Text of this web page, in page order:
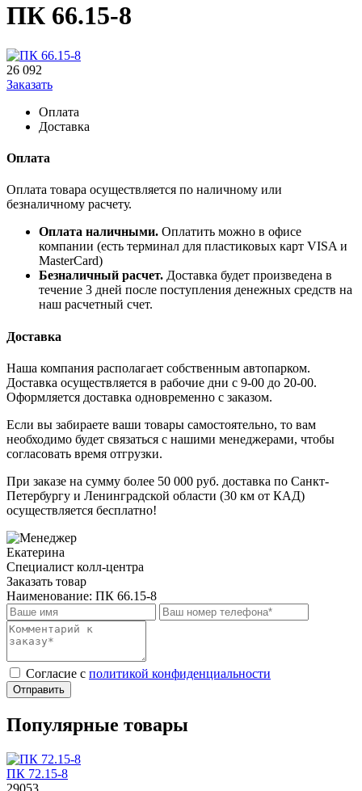
ПК 66.15-8
26 092
Заказать
Оплата
Доставка
Оплата
Оплата товара осуществляется по наличному или
безналичному расчету.
Оплата наличными. Оплатить можно в офисе
компании (есть терминал для пластиковых карт VISA и
MasterCard)
Безналичный расчет. Доставка будет произведена в
течение 3 дней после поступления денежных средств на
наш расчетный счет.
Доставка
Наша компания располагает собственным автопарком.
Доставка осуществляется в рабочие дни с 9-00 до 20-00.
Оформляется доставка одновременно с заказом.
Если вы забираете ваши товары самостоятельно, то вам
необходимо будет связаться с нашими менеджерами, чтобы
согласовать время отгрузки.
При заказе на сумму более 50 000 руб. доставка по Санкт-
Петербургу и Ленинградской области (30 км от КАД)
осуществляется бесплатно!
Екатерина
Специалист колл-центра
Заказать товар
Наименование: ПК 66.15-8
Cогласие с политикой конфиденциальности
Отправить
Популярные товары
ПК 72.15-8
29053